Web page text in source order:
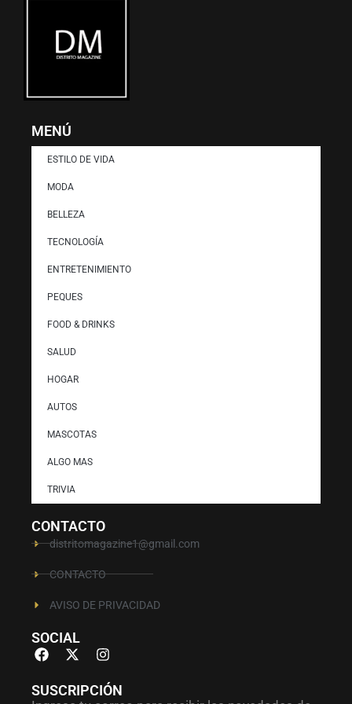
MENÚ
ESTILO DE VIDA
MODA
BELLEZA
TECNOLOGÍA
ENTRETENIMIENTO
PEQUES
FOOD & DRINKS
SALUD
HOGAR
AUTOS
MASCOTAS
ALGO MAS
TRIVIA
CONTACTO
distritomagazine1@gmail.com
CONTACTO
AVISO DE PRIVACIDAD
SOCIAL
SUSCRIPCIÓN